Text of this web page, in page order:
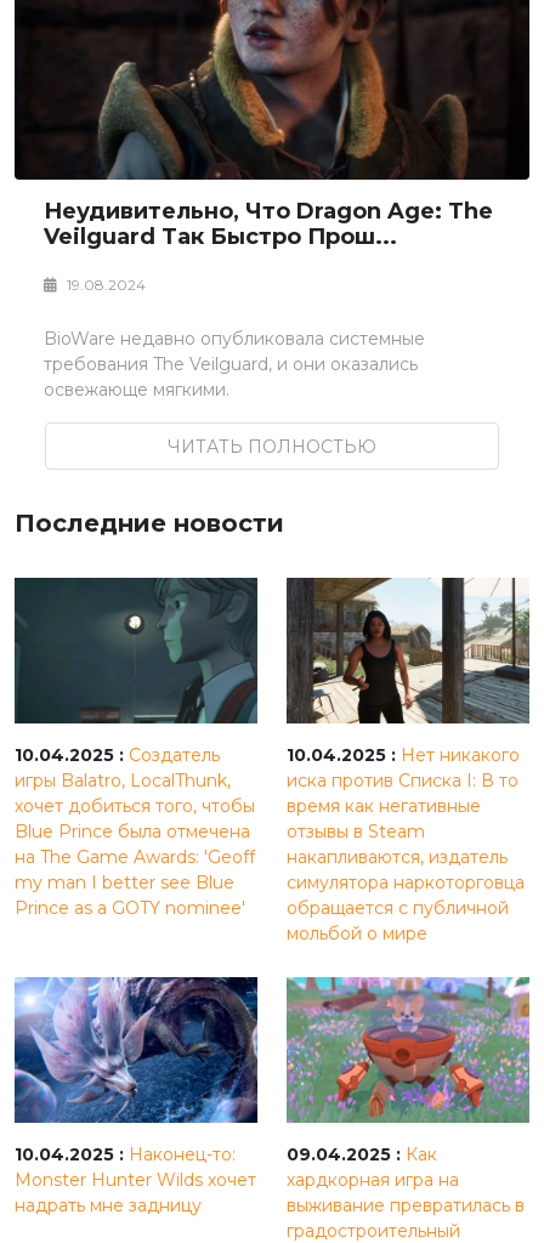
Неудивительно, Что Dragon Age: The
Veilguard Так Быстро Прош...
19.08.2024
BioWare недавно опубликовала системные
требования The Veilguard, и они оказались
освежающе мягкими.
ЧИТАТЬ ПОЛНОСТЬЮ
Последние новости
10.04.2025 : Создатель
игры Balatro, LocalThunk,
хочет добиться того, чтобы
Blue Prince была отмечена
на The Game Awards: 'Geoff
my man I better see Blue
Prince as a GOTY nominee'
10.04.2025 : Нет никакого
иска против Списка I: В то
время как негативные
отзывы в Steam
накапливаются, издатель
симулятора наркоторговца
обращается с публичной
мольбой о мире
10.04.2025 : Наконец-то:
Monster Hunter Wilds хочет
надрать мне задницу
09.04.2025 : Как
хардкорная игра на
выживание превратилась в
градостроительный